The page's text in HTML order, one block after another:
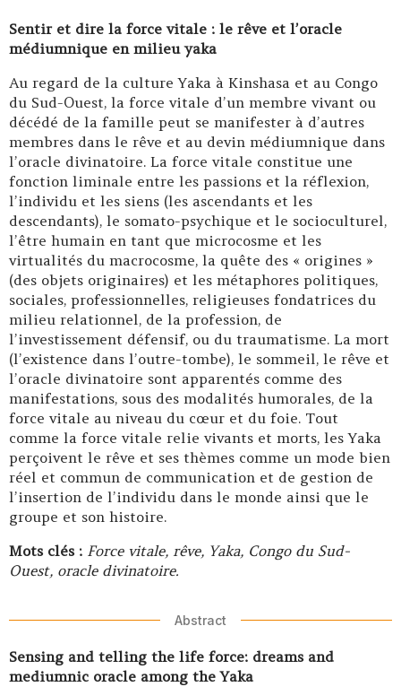
Sentir et dire la force vitale : le rêve et l’oracle
médiumnique en milieu yaka
Au regard de la culture Yaka à Kinshasa et au Congo
du Sud-Ouest, la force vitale d’un membre vivant ou
décédé de la famille peut se manifester à d’autres
membres dans le rêve et au devin médiumnique dans
l’oracle divinatoire. La force vitale constitue une
fonction liminale entre les passions et la réflexion,
l’individu et les siens (les ascendants et les
descendants), le somato-psychique et le socioculturel,
l’être humain en tant que microcosme et les
virtualités du macrocosme, la quête des « origines »
(des objets originaires) et les métaphores politiques,
sociales, professionnelles, religieuses fondatrices du
milieu relationnel, de la profession, de
l’investissement défensif, ou du traumatisme. La mort
(l’existence dans l’outre-tombe), le sommeil, le rêve et
l’oracle divinatoire sont apparentés comme des
manifestations, sous des modalités humorales, de la
force vitale au niveau du cœur et du foie. Tout
comme la force vitale relie vivants et morts, les Yaka
perçoivent le rêve et ses thèmes comme un mode bien
réel et commun de communication et de gestion de
l’insertion de l’individu dans le monde ainsi que le
groupe et son histoire.
Mots clés : Force vitale, rêve, Yaka, Congo du Sud-
Ouest, oracle divinatoire.
Abstract
Sensing and telling the life force: dreams and
mediumnic oracle among the Yaka